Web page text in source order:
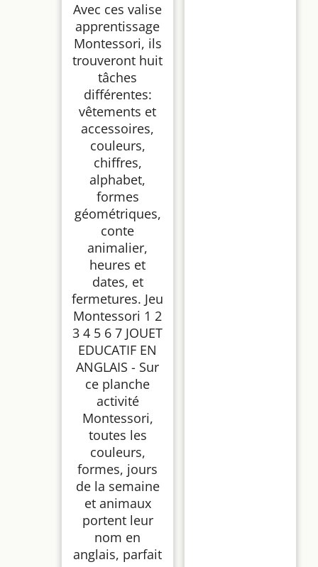
Avec ces valise
apprentissage
Montessori, ils
trouveront huit
tâches
différentes:
vêtements et
accessoires,
couleurs,
chiffres,
alphabet,
formes
géométriques,
conte
animalier,
heures et
dates, et
fermetures. Jeu
Montessori 1 2
3 4 5 6 7 JOUET
EDUCATIF EN
ANGLAIS - Sur
ce planche
activité
Montessori,
toutes les
couleurs,
formes, jours
de la semaine
et animaux
portent leur
nom en
anglais, parfait